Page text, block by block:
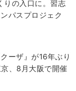
りの入口に。習志
パスプロジェク
ーザ』が16年ぶり
、8月大阪で開催